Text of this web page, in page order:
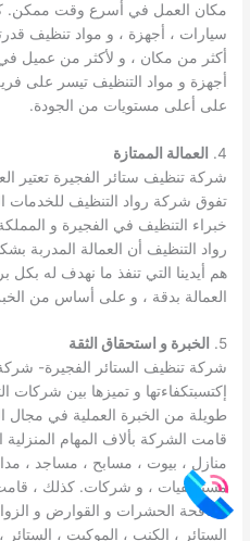
مكان العمل في أسرع وقت ممكن.
سيارات ، أجهزة ، و مواد تنظيف
أكثر من مكان ، و لأكثر من عميل
أجهزة و مواد التنظيف تيسر على
على أعلى مستويات من الجودة.
4. العمالة الممتازة
شركة تنظيف ستائر الفجيرة تعتير
تفوق شركة رواد التنظيف للخدمات
خبراء التنظيف في الفجيرة و
رواد التنظيف أن العمالة المدربة
هم أيدينا التي تنفذ ما نهدف له بكل
العمالة بدقة ، و على أساس من
5.
الخبرة و استحقاق الثقة
شركة تنظيف الستائر الفجيرة-
إكتسبتكفاءتها و تميزها بين
طويلة من الخبرة العملية في مجال
قامت الشركة بألاف المهام
منازل ، بيوت ، مسابح ، مساجد ،
مستشفيات ، و شركات. كذلك ،
مكافحة الحشرات و القوارض و
الستائر ، الكنب ، الموكيت ،